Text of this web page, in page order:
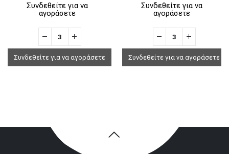
Συνδεθείτε για να
αγοράσετε
Συνδεθείτε για να αγοράσετε
Συνδεθείτε για να
αγοράσετε
Συνδεθείτε για να αγοράσετε